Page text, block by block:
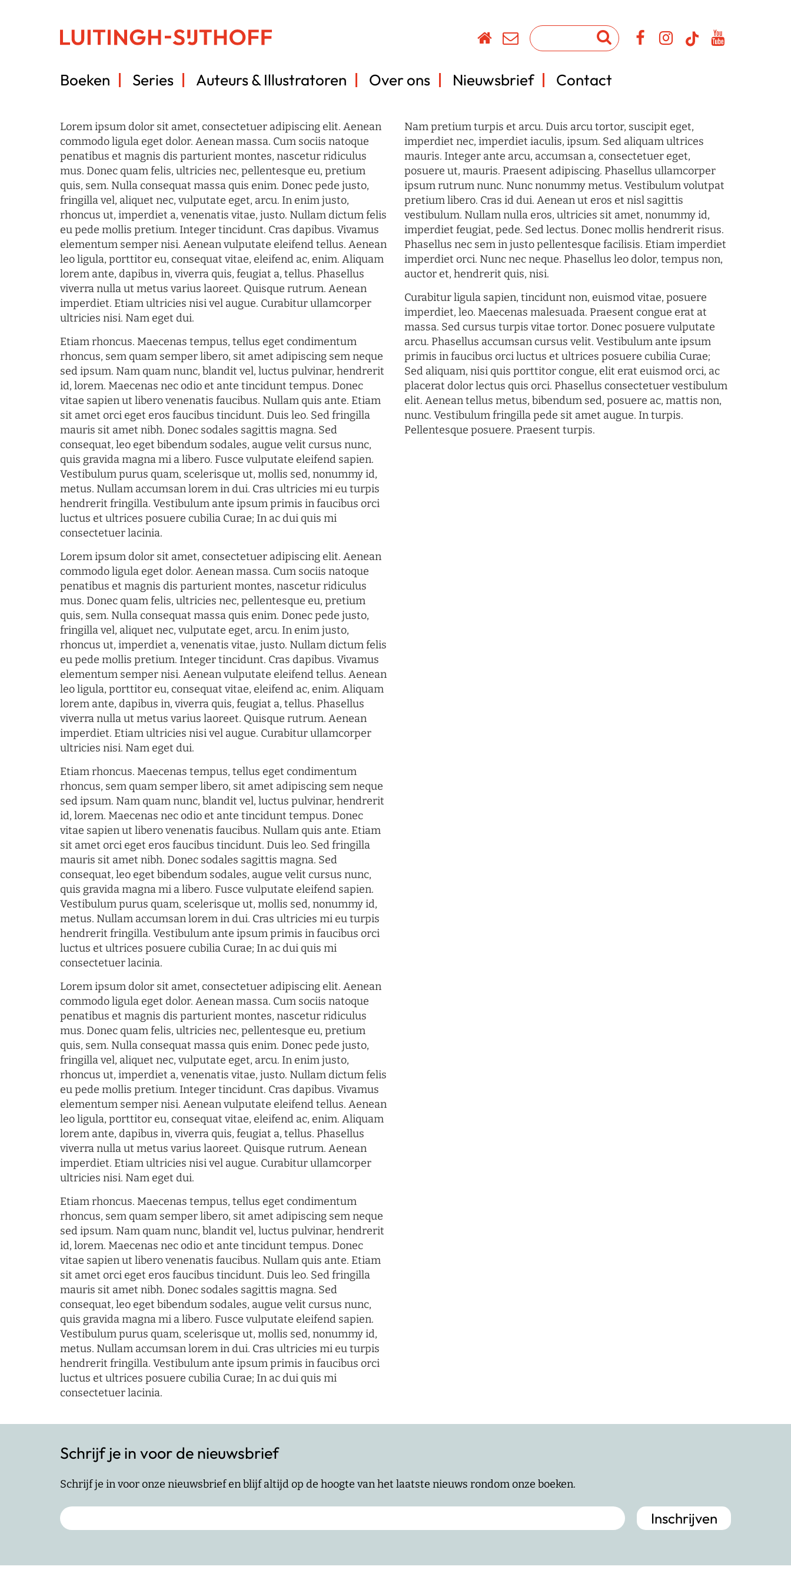
Boeken Series Auteurs & Illustratoren Over ons Nieuwsbrief Contact
Lorem ipsum dolor sit amet, consectetuer adipiscing elit. Aenean
commodo ligula eget dolor. Aenean massa. Cum sociis natoque
penatibus et magnis dis parturient montes, nascetur ridiculus
mus. Donec quam felis, ultricies nec, pellentesque eu, pretium
quis, sem. Nulla consequat massa quis enim. Donec pede justo,
fringilla vel, aliquet nec, vulputate eget, arcu. In enim justo,
rhoncus ut, imperdiet a, venenatis vitae, justo. Nullam dictum felis
eu pede mollis pretium. Integer tincidunt. Cras dapibus. Vivamus
elementum semper nisi. Aenean vulputate eleifend tellus. Aenean
leo ligula, porttitor eu, consequat vitae, eleifend ac, enim. Aliquam
lorem ante, dapibus in, viverra quis, feugiat a, tellus. Phasellus
viverra nulla ut metus varius laoreet. Quisque rutrum. Aenean
imperdiet. Etiam ultricies nisi vel augue. Curabitur ullamcorper
ultricies nisi. Nam eget dui.
Etiam rhoncus. Maecenas tempus, tellus eget condimentum
rhoncus, sem quam semper libero, sit amet adipiscing sem neque
sed ipsum. Nam quam nunc, blandit vel, luctus pulvinar, hendrerit
id, lorem. Maecenas nec odio et ante tincidunt tempus. Donec
vitae sapien ut libero venenatis faucibus. Nullam quis ante. Etiam
sit amet orci eget eros faucibus tincidunt. Duis leo. Sed fringilla
mauris sit amet nibh. Donec sodales sagittis magna. Sed
consequat, leo eget bibendum sodales, augue velit cursus nunc,
quis gravida magna mi a libero. Fusce vulputate eleifend sapien.
Vestibulum purus quam, scelerisque ut, mollis sed, nonummy id,
metus. Nullam accumsan lorem in dui. Cras ultricies mi eu turpis
hendrerit fringilla. Vestibulum ante ipsum primis in faucibus orci
luctus et ultrices posuere cubilia Curae; In ac dui quis mi
consectetuer lacinia.
Lorem ipsum dolor sit amet, consectetuer adipiscing elit. Aenean
commodo ligula eget dolor. Aenean massa. Cum sociis natoque
penatibus et magnis dis parturient montes, nascetur ridiculus
mus. Donec quam felis, ultricies nec, pellentesque eu, pretium
quis, sem. Nulla consequat massa quis enim. Donec pede justo,
fringilla vel, aliquet nec, vulputate eget, arcu. In enim justo,
rhoncus ut, imperdiet a, venenatis vitae, justo. Nullam dictum felis
eu pede mollis pretium. Integer tincidunt. Cras dapibus. Vivamus
elementum semper nisi. Aenean vulputate eleifend tellus. Aenean
leo ligula, porttitor eu, consequat vitae, eleifend ac, enim. Aliquam
lorem ante, dapibus in, viverra quis, feugiat a, tellus. Phasellus
viverra nulla ut metus varius laoreet. Quisque rutrum. Aenean
imperdiet. Etiam ultricies nisi vel augue. Curabitur ullamcorper
ultricies nisi. Nam eget dui.
Etiam rhoncus. Maecenas tempus, tellus eget condimentum
rhoncus, sem quam semper libero, sit amet adipiscing sem neque
sed ipsum. Nam quam nunc, blandit vel, luctus pulvinar, hendrerit
id, lorem. Maecenas nec odio et ante tincidunt tempus. Donec
vitae sapien ut libero venenatis faucibus. Nullam quis ante. Etiam
sit amet orci eget eros faucibus tincidunt. Duis leo. Sed fringilla
mauris sit amet nibh. Donec sodales sagittis magna. Sed
consequat, leo eget bibendum sodales, augue velit cursus nunc,
quis gravida magna mi a libero. Fusce vulputate eleifend sapien.
Vestibulum purus quam, scelerisque ut, mollis sed, nonummy id,
metus. Nullam accumsan lorem in dui. Cras ultricies mi eu turpis
hendrerit fringilla. Vestibulum ante ipsum primis in faucibus orci
luctus et ultrices posuere cubilia Curae; In ac dui quis mi
consectetuer lacinia.
Lorem ipsum dolor sit amet, consectetuer adipiscing elit. Aenean
commodo ligula eget dolor. Aenean massa. Cum sociis natoque
penatibus et magnis dis parturient montes, nascetur ridiculus
mus. Donec quam felis, ultricies nec, pellentesque eu, pretium
quis, sem. Nulla consequat massa quis enim. Donec pede justo,
fringilla vel, aliquet nec, vulputate eget, arcu. In enim justo,
rhoncus ut, imperdiet a, venenatis vitae, justo. Nullam dictum felis
eu pede mollis pretium. Integer tincidunt. Cras dapibus. Vivamus
elementum semper nisi. Aenean vulputate eleifend tellus. Aenean
leo ligula, porttitor eu, consequat vitae, eleifend ac, enim. Aliquam
lorem ante, dapibus in, viverra quis, feugiat a, tellus. Phasellus
viverra nulla ut metus varius laoreet. Quisque rutrum. Aenean
imperdiet. Etiam ultricies nisi vel augue. Curabitur ullamcorper
ultricies nisi. Nam eget dui.
Etiam rhoncus. Maecenas tempus, tellus eget condimentum
rhoncus, sem quam semper libero, sit amet adipiscing sem neque
sed ipsum. Nam quam nunc, blandit vel, luctus pulvinar, hendrerit
id, lorem. Maecenas nec odio et ante tincidunt tempus. Donec
vitae sapien ut libero venenatis faucibus. Nullam quis ante. Etiam
sit amet orci eget eros faucibus tincidunt. Duis leo. Sed fringilla
mauris sit amet nibh. Donec sodales sagittis magna. Sed
consequat, leo eget bibendum sodales, augue velit cursus nunc,
quis gravida magna mi a libero. Fusce vulputate eleifend sapien.
Vestibulum purus quam, scelerisque ut, mollis sed, nonummy id,
metus. Nullam accumsan lorem in dui. Cras ultricies mi eu turpis
hendrerit fringilla. Vestibulum ante ipsum primis in faucibus orci
luctus et ultrices posuere cubilia Curae; In ac dui quis mi
consectetuer lacinia.
Nam pretium turpis et arcu. Duis arcu tortor, suscipit eget,
imperdiet nec, imperdiet iaculis, ipsum. Sed aliquam ultrices
mauris. Integer ante arcu, accumsan a, consectetuer eget,
posuere ut, mauris. Praesent adipiscing. Phasellus ullamcorper
ipsum rutrum nunc. Nunc nonummy metus. Vestibulum volutpat
pretium libero. Cras id dui. Aenean ut eros et nisl sagittis
vestibulum. Nullam nulla eros, ultricies sit amet, nonummy id,
imperdiet feugiat, pede. Sed lectus. Donec mollis hendrerit risus.
Phasellus nec sem in justo pellentesque facilisis. Etiam imperdiet
imperdiet orci. Nunc nec neque. Phasellus leo dolor, tempus non,
auctor et, hendrerit quis, nisi.
Curabitur ligula sapien, tincidunt non, euismod vitae, posuere
imperdiet, leo. Maecenas malesuada. Praesent congue erat at
massa. Sed cursus turpis vitae tortor. Donec posuere vulputate
arcu. Phasellus accumsan cursus velit. Vestibulum ante ipsum
primis in faucibus orci luctus et ultrices posuere cubilia Curae;
Sed aliquam, nisi quis porttitor congue, elit erat euismod orci, ac
placerat dolor lectus quis orci. Phasellus consectetuer vestibulum
elit. Aenean tellus metus, bibendum sed, posuere ac, mattis non,
nunc. Vestibulum fringilla pede sit amet augue. In turpis.
Pellentesque posuere. Praesent turpis.
Schrijf je in voor de nieuwsbrief
Schrijf je in voor onze nieuwsbrief en blijf altijd op de hoogte van het laatste nieuws rondom onze boeken.